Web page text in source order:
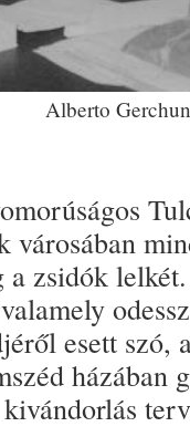
Alberto
városában
a zsidók
esett szó,
házában